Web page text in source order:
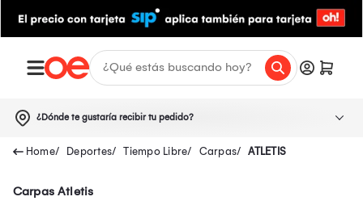
¿Dónde te gustaría recibir tu pedido?
Deportes Tiempo Libre Carpas ATLETIS
Carpas Atletis